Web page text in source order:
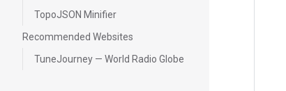
TopoJSON Minifier
Recommended Websites
TuneJourney — World Radio Globe